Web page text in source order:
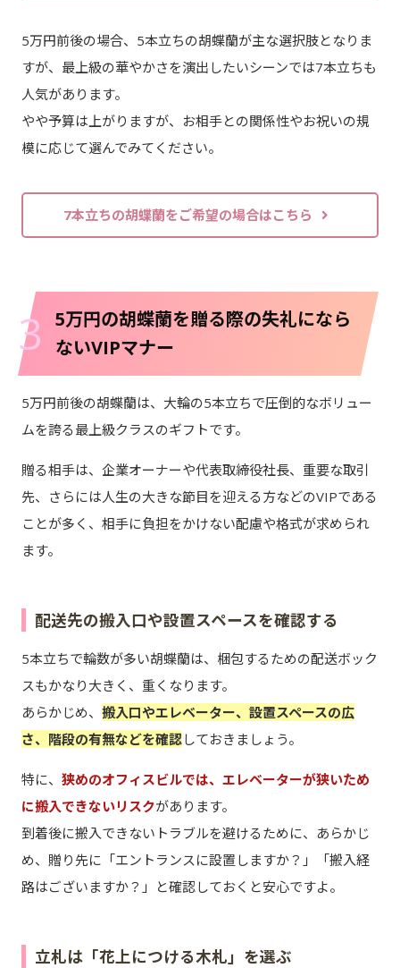
5万円前後の場合、5本立ちの胡蝶蘭が主な選択肢となりま
すが、最上級の華やかさを演出したいシーンでは7本立ちも
人気があります。
やや予算は上がりますが、お相手との関係性やお祝いの規
模に応じて選んでみてください。
7本立ちの胡蝶蘭をご希望の場合はこちら
3
5万円の胡蝶蘭を贈る際の失礼になら
ないVIPマナー
5万円前後の胡蝶蘭は、大輪の5本立ちで圧倒的なボリュー
ムを誇る最上級クラスのギフトです。
贈る相手は、企業オーナーや代表取締役社長、重要な取引
先、さらには人生の大きな節目を迎える方などのVIPである
ことが多く、相手に負担をかけない配慮や格式が求められ
ます。
配送先の搬入口や設置スペースを確認する
5本立ちで輪数が多い胡蝶蘭は、梱包するための配送ボック
スもかなり大きく、重くなります。
あらかじめ、 搬入口やエレベーター、設置スペースの広
さ、階段の有無などを確認しておきましょう。
特に、 狭めのオフィスビルでは、エレベーターが狭いため
に搬入できないリスクがあります。
到着後に搬入できないトラブルを避けるために、あらかじ
め、贈り先に「エントランスに設置しますか？」「搬入経
路はございますか？」と確認しておくと安心ですよ。
立札は「花上につける木札」を選ぶ